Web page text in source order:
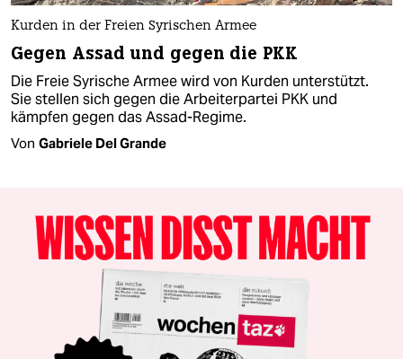
Kurden in der Freien Syrischen Armee
Gegen Assad und gegen die PKK
Die Freie Syrische Armee wird von Kurden unterstützt.
Sie stellen sich gegen die Arbeiterpartei PKK und
kämpfen gegen das Assad-Regime.
Von Gabriele Del Grande